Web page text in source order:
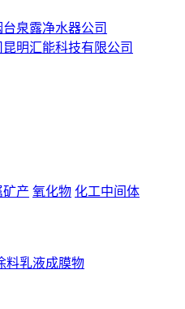
台泉露净水器公司
昆明汇能科技有限公司
矿产 氧化物 化工中间体
料乳液成膜物